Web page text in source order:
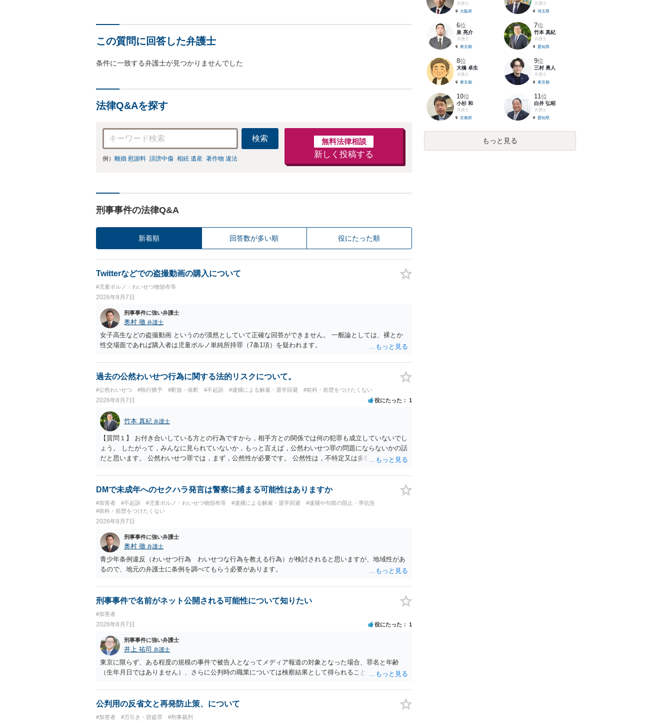
この質問に回答した弁護士
条件に一致する弁護士が見つかりませんでした
法律Q&Aを探す
検索
例） 離婚 慰謝料 誹謗中傷 相続 遺産 著作物 違法
無料法律相談
新しく投稿する
刑事事件の法律Q&A
新着順 回答数が多い順 役にたった順
Twitterなどでの盗撮動画の購入について
#児童ポルノ・わいせつ物頒布等
2026年8月7日
刑事事件に強い弁護士
奥村 徹 弁護士
女子高生などの盗撮動画 というのが漠然としていて正確な回答ができません。 一般論としては、裸とか
性交場面であれば購入者は児童ポルノ単純所持罪（7条1項）を疑われます。
過去の公然わいせつ行為に関する法的リスクについて。
#公然わいせつ #執行猶予 #釈放・保釈 #不起訴 #逮捕による解雇・退学回避 #前科・前歴をつけたくない
2026年8月7日 役にたった 1
竹本 真紀 弁護士
【質問１】 お付き合いしている方との行為ですから，相手方との関係では何の犯罪も成立していないでし
ょう。 したがって，みんなに見られていないか，もっと言えば，公然わいせつ罪の問題にならないかの話
だと思います。 公然わいせつ罪では，まず，公然性が必要です。 公然性は，不特定又は多数の方が認識
の方が認識するのは困難な状態ですから，公然性はないと思います。 また，意図的に示そうとする故意が
必要ですが，本件では，通過する車両があると服を着ている（わいせつな状態をなくしている）のですか
には該当しませんから，捜査の対象になることはありません。 警察から連絡がくることもないでしょう。
【質問２】 見せようと思っていないことは，服を着たりする行為から明らかです。したがいまして，注意
うに犯罪の嫌疑が否定されますから，逮捕勾留される可能性はありません。その理由がないのです。 【質
問４】 起訴猶予は，犯罪が成立することが前提ですので，不起訴とする理由としても前提を欠いていま
す。不起訴にするにしても，不起訴の可能性はありません。あえて不起訴の理由を挙げるなら，「嫌疑不
十分」か「嫌疑なし」です。
DMで未成年へのセクハラ発言は警察に捕まる可能性はありますか
#加害者 #不起訴 #児童ポルノ・わいせつ物頒布等 #逮捕による解雇・退学回避
#逮捕や勾留の阻止・準抗告
#前科・前歴をつけたくない
2026年8月7日
刑事事件に強い弁護士
奥村 徹 弁護士
青少年条例違反（わいせつ行為 わいせつな行為を教える行為）が検討されると思いますが、地域性があ
るので、地元の弁護士に条例を調べてもらう必要があります。
刑事事件で名前がネット公開される可能性について知りたい
#加害者
2026年8月7日 役にたった 1
刑事事件に強い弁護士
井上 祐司 弁護士
東京に限らず、ある程度の規模の事件で被告人となってメディア報道の対象となった場合、罪名と年齢
（生年月日ではありません）、さらに公判時の職業については検察結果として得られることが通常です。
公判用の反省文と再発防止策、について
#加害者 #万引き・窃盗罪 #刑事裁判
弁護士
大阪府
弁護士
埼玉県
6位
泉 亮介
弁護士
東京都
7位
竹本 真紀
弁護士
愛知県
8位
大橋 卓生
弁護士
東京都
9位
三村 勇人
弁護士
東京都
10位
小杉 和
弁護士
京都府
11位
白井 弘昭
弁護士
愛知県
もっと見る